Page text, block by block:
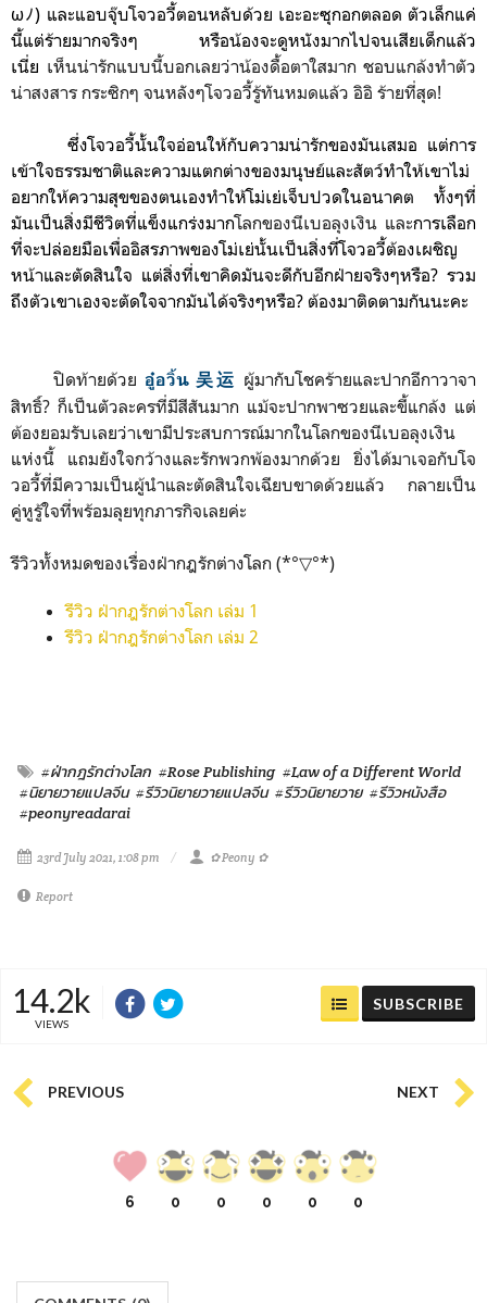
ωﾉ) และแอบจุ๊บโจวอวี้ตอนหลับด้วย เอะอะซุกอกตลอด ตัวเล็กแค่
นี้แต่ร้ายมากจริงๆ หรือน้องจะดูหนังมากไปจนเสียเด็กแล้ว
เนี่ย เห็นน่ารักแบบนี้บอกเลยว่าน้องดื้อตาใสมาก ชอบแกล้งทำตัว
น่าสงสาร กระซิกๆ จนหลังๆโจวอวี้รู้ทันหมดแล้ว อิอิ ร้ายที่สุด!
ซึ่งโจวอวี้นั้นใจอ่อนให้กับความน่ารักของมันเสมอ แต่การ
เข้าใจธรรมชาติและความแตกต่างของมนุษย์และสัตว์ทำให้เขาไม่
อยากให้ความสุขของตนเองทำให้โม่เย่เจ็บปวดในอนาคต
ทั้งๆที่
มันเป็นสิ่งมีชีวิตที่แข็งแกร่งมากโลกของนีเบอลุงเงิน และการเลือก
ที่จะปล่อยมือเพื่ออิสรภาพของโม่เย่นั้นเป็นสิ่งที่โจวอวี้ต้องเผชิญ
หน้าและตัดสินใจ แต่สิ่งที่เขาคิดมันจะดีกับอีกฝ่ายจริงๆหรือ? รวม
ถึงตัวเขาเองจะตัดใจจากมันได้จริงๆหรือ? ต้องมาติดตามกันนะคะ
ปิดท้ายด้วย อู๋อวิ้น 吴运 ผู้มากับโชคร้ายและปากอีกาวาจา
สิทธิ์? ก็เป็นตัวละครที่มีสีสันมาก แม้จะปากพาซวยและขี้แกล้ง แต่
ต้องยอมรับเลยว่าเขามีประสบการณ์มากในโลกของนีเบอลุงเงิน
แห่งนี้ แถมยังใจกว้างและรักพวกพ้องมากด้วย ยิ่งได้มาเจอกับโจ
วอวี้ที่มีความเป็นผู้นำและตัดสินใจเฉียบขาดด้วยแล้ว กลายเป็น
คู่หูรู้ใจที่พร้อมลุยทุกภารกิจเลยค่ะ
รีวิวทั้งหมดของเรื่องฝ่ากฎรักต่างโลก (*°▽°*)
รีวิว ฝ่ากฎรักต่างโลก เล่ม 1
รีวิว ฝ่ากฎรักต่างโลก เล่ม 2
#ฝ่ากฎรักต่างโลก #Rose Publishing #Law of a Different World
#นิยายวายแปลจีน #รีวิวนิยายวายแปลจีน #รีวิวนิยายวาย #รีวิวหนังสือ
#peonyreadarai
23rd July 2021, 1:08 pm ✿ Peony ✿
Report
14.2k
VIEWS
SUBSCRIBE
PREVIOUS NEXT
6 0 0 0 0 0